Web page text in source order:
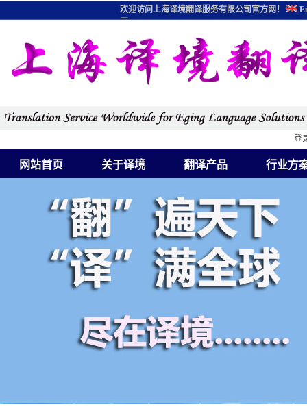
网站首页 关于译境 翻译产品 行业方
登
欢迎访问上海译境翻译服务有限公司官方网！
图